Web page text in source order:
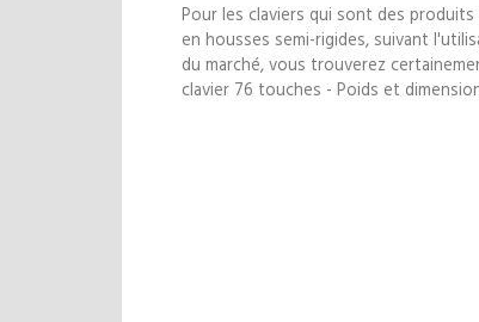
Pour les claviers qui sont des
en housses semi-rigides, suivant
du marché, vous trouverez
clavier 76 touches - Poids et